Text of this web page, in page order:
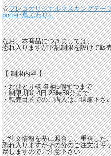
☆フレコオリジナルマスキングテー
porter･鳥ふわり）
なお、本商品につきましては、
恐れ入りますが下記制限を設けて販
【 制限内容 】
・おひとり様 各柄5個ずつまで
・制限期間 4日 23時59分まで
・転売目的でのご購入はご遠慮下さ
ご注文情報を基に照合し、重複した
恐れ入りますがその分のご注文はキ
戻しますのでご注意下さい。